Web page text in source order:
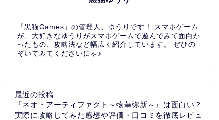
「黒猫Games」の管理人、ゆうりです！ スマホゲーム
が、大好きなゆうりがスマホゲームで遊んでみて面白か
ったもの、攻略法など幅広く紹介しています。 ぜひの
ぞいてみてくださいにゃ♪
最近の投稿
『ネオ・アーティファクト～物華弥新～』は面白い？
実際に攻略してみた感想や評価・口コミを徹底レビュ